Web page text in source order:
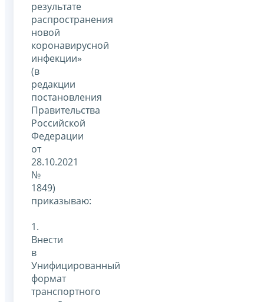
результате
распространения
новой
коронавирусной
инфекции»
(в
редакции
постановления
Правительства
Российской
Федерации
от
28.10.2021
№
1849)
приказываю:
1.
Внести
в
Унифицированный
формат
транспортного